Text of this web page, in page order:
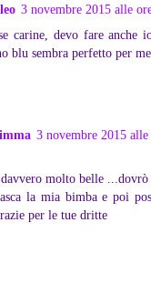
3 novembre 2015 alle
carine, devo fare anche
blu sembra perfetto per me
3 novembre 2015 alle
molto belle ...dovrò
la mia bimba e poi
per le tue dritte